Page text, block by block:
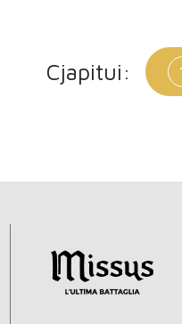
Cjapitui: